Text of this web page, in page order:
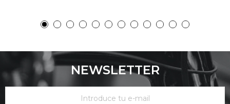
NEWSLETTER